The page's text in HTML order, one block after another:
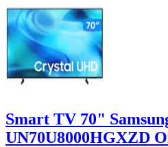
Smart TV 70"
UN70U8000HGXZD